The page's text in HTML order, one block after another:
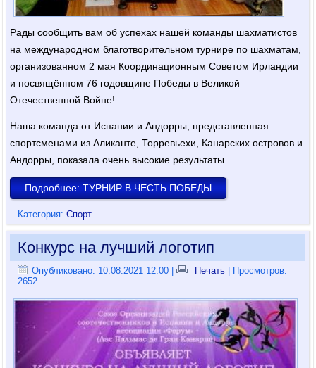
Рады сообщить вам об успехах нашей команды шахматистов
на международном благотворительном турнире по шахматам,
организованном 2 мая Координационным Советом Ирландии
и посвящённом 76 годовщине Победы в Великой
Отечественной Войне!
Наша команда от Испании и Андорры, представленная
спортсменами из Аликанте, Торревьехи, Канарских островов и
Андорры, показала очень высокие результаты.
Подробнее: ТУРНИР В ЧЕСТЬ ПОБЕДЫ
Категория:Спорт
Конкурс на лучший логотип
Опубликовано: 10.08.2021 12:00 | Печать | Просмотров:
2652